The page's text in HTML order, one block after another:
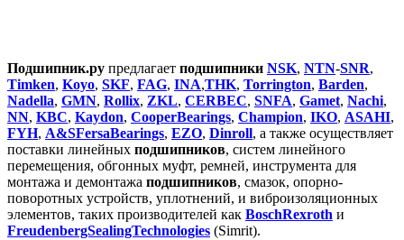
Подшипник.ру предлагает подшипники NSK, NTN-SNR,
Timken, Koyo, SKF, FAG, INA,THK, Torrington, Barden,
Nadella, GMN, Rollix, ZKL, CERBEC, SNFA, Gamet, Nachi,
NN, KBC, Kaydon, CooperBearings, Champion, IKO, ASAHI,
FYH, A&SFersaBearings, EZO, Dinroll, а также осуществляет
поставки линейных подшипников, систем линейного
перемещения, обгонных муфт, ремней, инструмента для
монтажа и демонтажа подшипников, смазок, опорно-
поворотных устройств, уплотнений, и виброизоляционных
элементов, таких производителей как BosсhRexroth и
FreudenbergSealingTechnologies (Simrit).